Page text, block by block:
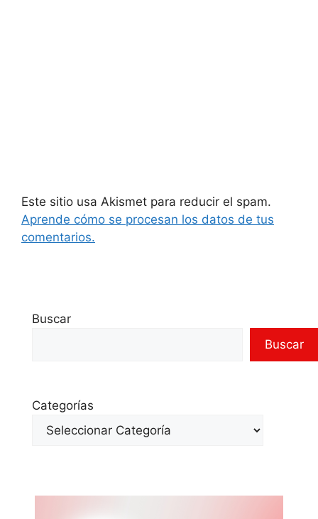
Este sitio usa Akismet para reducir el spam.
Aprende cómo se procesan los datos de tus
comentarios.
Buscar
Buscar
Categorías